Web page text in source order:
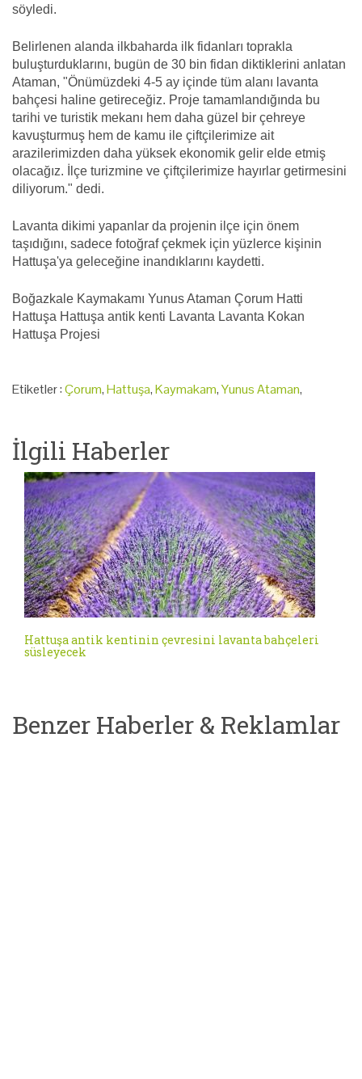
söyledi.
Belirlenen alanda ilkbaharda ilk fidanları toprakla
buluşturduklarını, bugün de 30 bin fidan diktiklerini anlatan
Ataman, "Önümüzdeki 4-5 ay içinde tüm alanı lavanta
bahçesi haline getireceğiz. Proje tamamlandığında bu
tarihi ve turistik mekanı hem daha güzel bir çehreye
kavuşturmuş hem de kamu ile çiftçilerimize ait
arazilerimizden daha yüksek ekonomik gelir elde etmiş
olacağız. İlçe turizmine ve çiftçilerimize hayırlar getirmesini
diliyorum." dedi.
Lavanta dikimi yapanlar da projenin ilçe için önem
taşıdığını, sadece fotoğraf çekmek için yüzlerce kişinin
Hattuşa'ya geleceğine inandıklarını kaydetti.
Boğazkale Kaymakamı Yunus Ataman Çorum Hatti
Hattuşa Hattuşa antik kenti Lavanta Lavanta Kokan
Hattuşa Projesi
Etiketler :Çorum,Hattuşa,Kaymakam,Yunus Ataman,
İlgili Haberler
Hattuşa antik kentinin çevresini lavanta bahçeleri
süsleyecek
Benzer Haberler & Reklamlar